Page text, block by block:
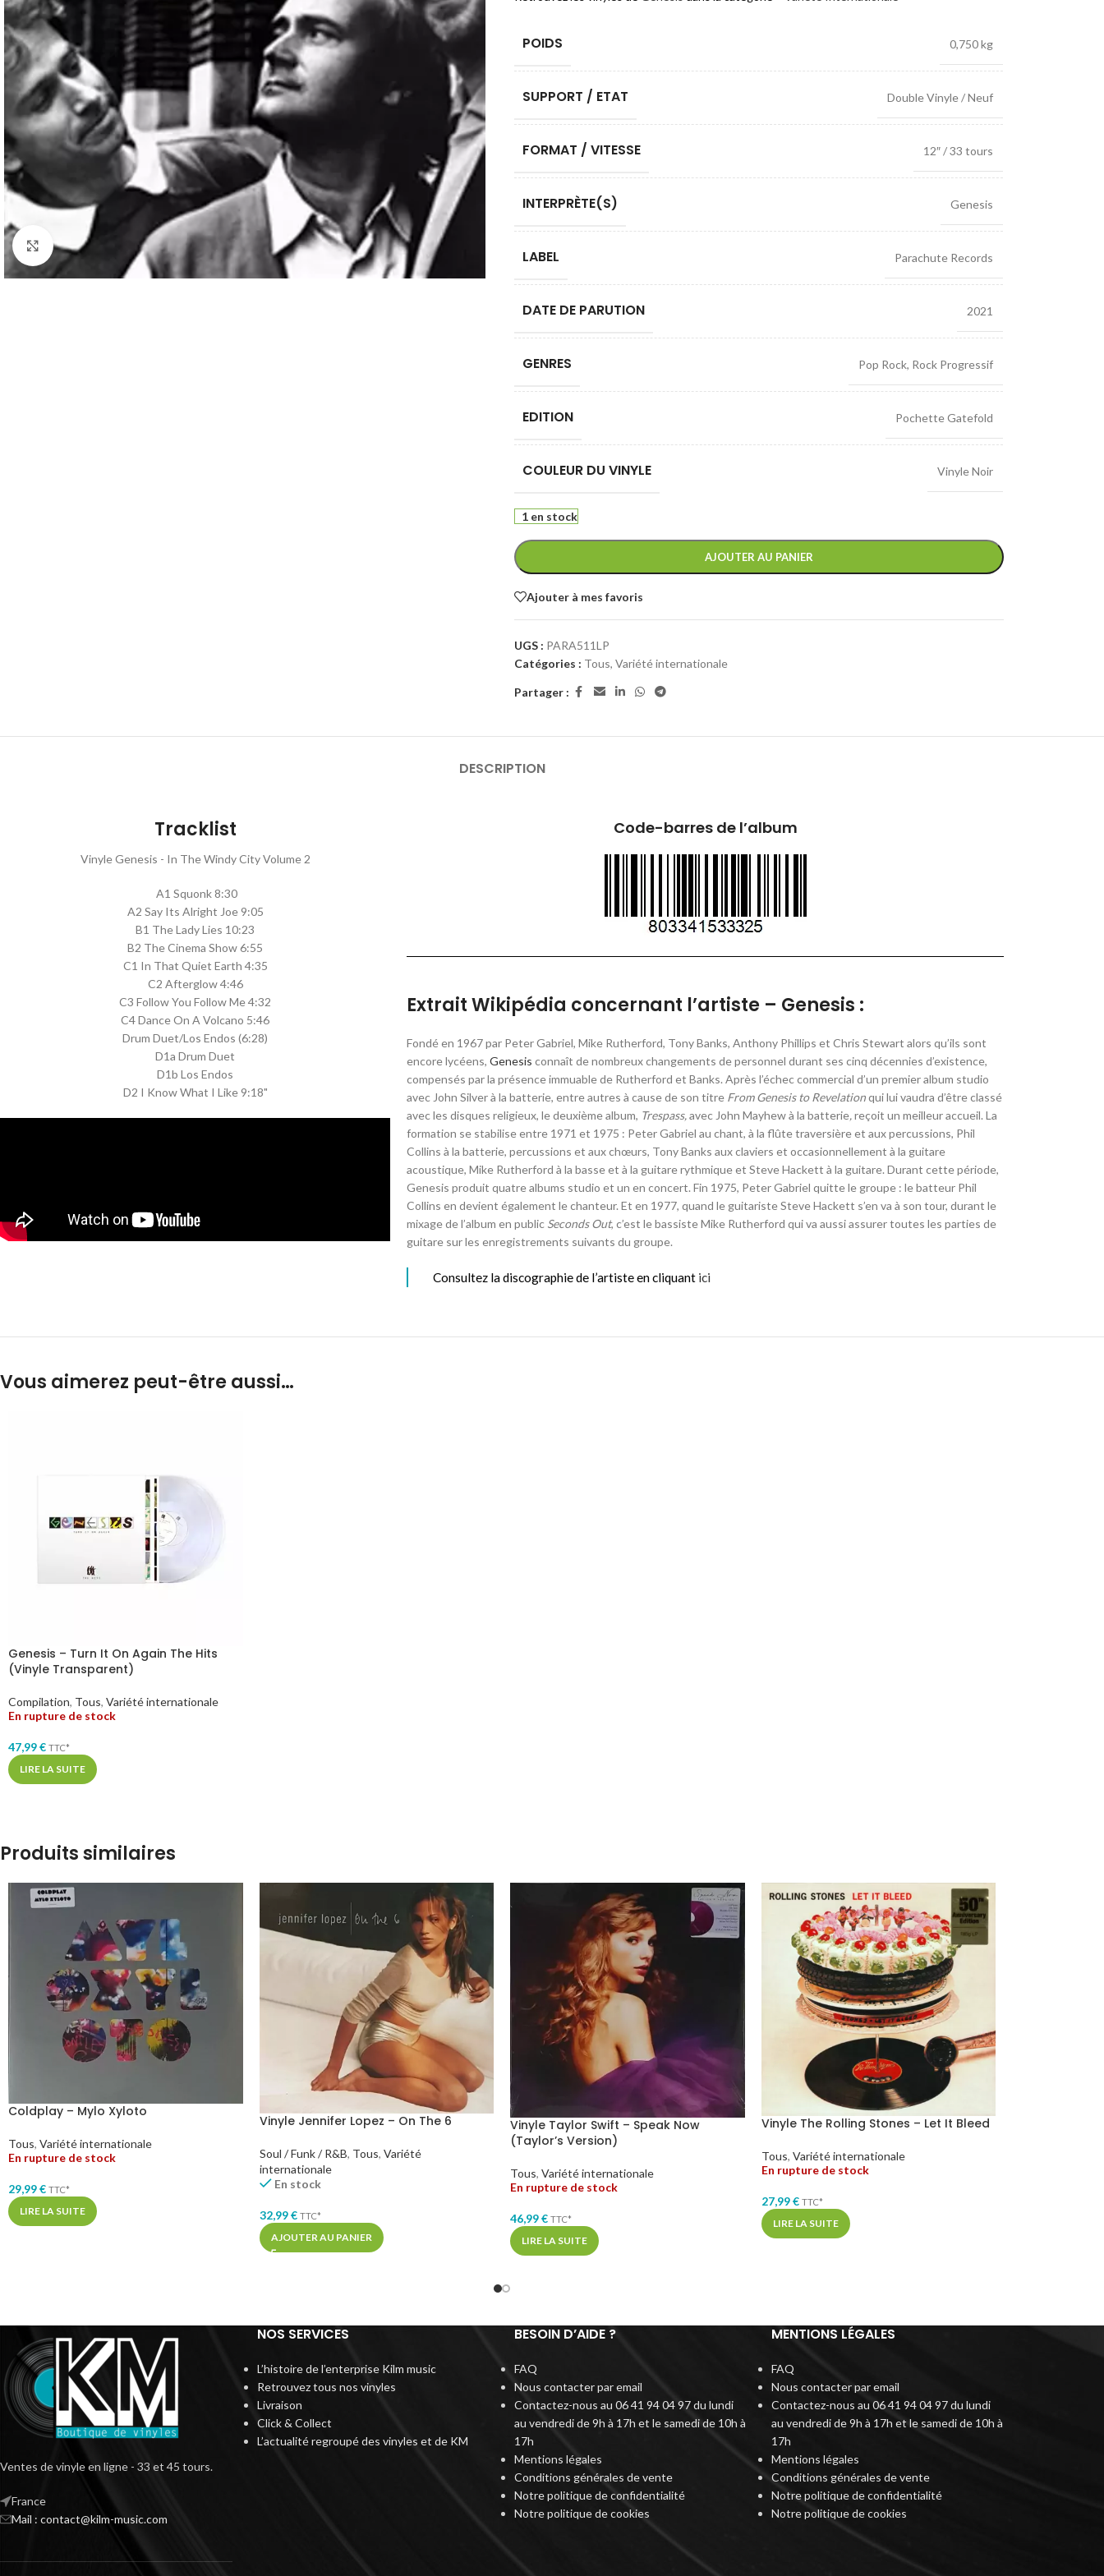
Cliquez pour agrandir
POIDS 0,750 kg
SUPPORT / ETAT Double Vinyle / Neuf
FORMAT / VITESSE 12″ / 33 tours
INTERPRÈTE(S) Genesis
LABEL Parachute Records
DATE DE PARUTION 2021
GENRES Pop Rock, Rock Progressif
EDITION Pochette Gatefold
COULEUR DU VINYLE Vinyle Noir
1 en stock
AJOUTER AU PANIER
Ajouter à mes favoris
UGS : PARA511LP
Catégories : Tous, Variété internationale
Partager :
DESCRIPTION
Tracklist
Vinyle Genesis - In The Windy City Volume 2
A1 Squonk 8:30
A2 Say Its Alright Joe 9:05
B1 The Lady Lies 10:23
B2 The Cinema Show 6:55
C1 In That Quiet Earth 4:35
C2 Afterglow 4:46
C3 Follow You Follow Me 4:32
C4 Dance On A Volcano 5:46
Drum Duet/Los Endos (6:28)
D1a Drum Duet
D1b Los Endos
D2 I Know What I Like 9:18"
Code-barres de l’album
Extrait Wikipédia concernant l’artiste – Genesis :
Fondé en 1967 par Peter Gabriel, Mike Rutherford, Tony Banks, Anthony Phillips et Chris Stewart alors qu’ils sont
encore lycéens,Genesis connaît de nombreux changements de personnel durant ses cinq décennies d’existence,
compensés par la présence immuable de Rutherford et Banks. Après l’échec commercial d’un premier album studio
avec John Silver à la batterie, entre autres à cause de son titre From Genesis to Revelationqui lui vaudra d’être classé
avec les disques religieux, le deuxième album, Trespass,avec John Mayhew à la batterie,reçoit un meilleur accueil. La
formation se stabilise entre 1971 et 1975 : Peter Gabriel au chant, à la flûte traversière et aux percussions, Phil
Collins à la batterie, percussions et aux chœurs, Tony Banks aux claviers et occasionnellement à la guitare
acoustique, Mike Rutherford à la basse et à la guitare rythmique et Steve Hackett à la guitare. Durant cette période,
Genesis produit quatre albums studio et un en concert. Fin 1975, Peter Gabriel quitte le groupe : le batteur Phil
Collins en devient également le chanteur. Et en 1977, quand le guitariste Steve Hackett s’en va à son tour, durant le
mixage de l’album en public Seconds Out, c’est le bassiste Mike Rutherford qui va aussi assurer toutes les parties de
guitare sur les enregistrements suivants du groupe.
Consultez la discographie de l’artiste en cliquant ici
Vous aimerez peut-être aussi…
Genesis – Turn It On Again The Hits
(Vinyle Transparent)
Compilation, Tous, Variété internationale
En rupture de stock
47,99€ TTC*
LIRE LA SUITE
Produits similaires
Coldplay – Mylo Xyloto
Tous, Variété internationale
En rupture de stock
29,99€ TTC*
LIRE LA SUITE
Vinyle Jennifer Lopez – On The 6
Soul / Funk / R&B, Tous, Variété
internationale
En stock
32,99€ TTC*
AJOUTER AU PANIER
Vinyle Taylor Swift – Speak Now
(Taylor’s Version)
Tous, Variété internationale
En rupture de stock
46,99€ TTC*
LIRE LA SUITE
Vinyle The Rolling Stones – Let It Bleed
Tous, Variété internationale
En rupture de stock
27,99€ TTC*
LIRE LA SUITE
Ventes de vinyle en ligne - 33 et 45 tours.
France
Mail : contact@kilm-music.com
NOS SERVICES
L’histoire de l’enterprise Kilm music
Retrouvez tous nos vinyles
Livraison
Click & Collect
L’actualité regroupé des vinyles et de KM
BESOIN D’AIDE ?
FAQ
Nous contacter par email
Contactez-nous au 06 41 94 04 97 du lundi
au vendredi de 9h à 17h et le samedi de 10h à
17h
Mentions légales
Conditions générales de vente
Notre politique de confidentialité
Notre politique de cookies
MENTIONS LÉGALES
FAQ
Nous contacter par email
Contactez-nous au 06 41 94 04 97 du lundi
au vendredi de 9h à 17h et le samedi de 10h à
17h
Mentions légales
Conditions générales de vente
Notre politique de confidentialité
Notre politique de cookies